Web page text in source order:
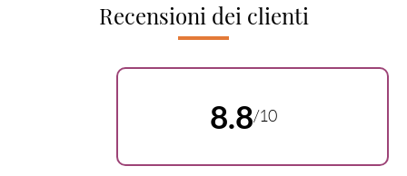
DEUTSCH
Recensioni dei clienti
8.8/10